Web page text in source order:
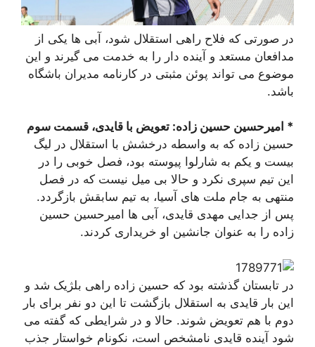
در صورتی که فلاح راهی استقلال شود، آبی ها یکی از
مدافعان مستعد و آینده دار را به خدمت می گیرند و این
موضوع می تواند پوئن مثبتی در کارنامه مدیران باشگاه
باشد.
* امیرحسین حسین زاده: تعویض با قایدی، قسمت سوم
حسین زاده که به واسطه درخشش با استقلال در لیگ
بیست و یکم به شارلوا پیوسته بود، فصل خوبی را در
این تیم سپری نکرد و حالا بی میل نیست که در فصل
منتهی به جام ملت های آسیا، به تیم سابقش بازگردد.
پس از جدایی مهدی قایدی، آبی ها امیرحسین حسین
زاده را به عنوان جانشین او خریداری کردند.
در تابستان گذشته بود که حسین زاده راهی بلژیک شد و
این بار قایدی به استقلال بازگشت تا این دو نفر برای بار
دوم با هم تعویض شوند. حالا و در شرایطی که گفته می
شود آینده قایدی نامشخص است، نکونام خواستار جذب